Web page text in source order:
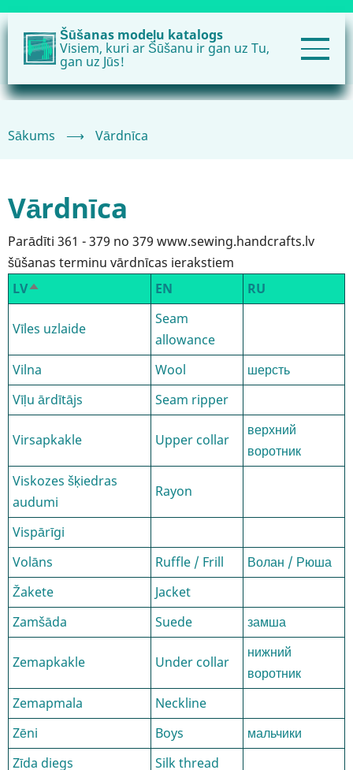
Pārlekt
uz
galveno
Šūšanas modeļu katalogs
Visiem, kuri ar Šūšanu ir gan uz Tu,
gan uz Jūs!
Sākums ⟶ Vārdnīca
Vārdnīca
Parādīti 361 - 379 no 379 www.sewing.handcrafts.lv
šūšanas terminu vārdnīcas ierakstiem
LVSakārtot
secībā
EN RU
Vīles uzlaide
Seam
allowance
Vilna
Wool
шерсть
Vīļu ārdītājs
Seam ripper
Virsapkakle Upper collar
верхний
воротник
Viskozes šķiedras
audumi
Rayon
Vispārīgi
Volāns
Ruffle / Frill
Волан / Рюша
Žakete
Jacket
Zamšāda
Suede замша
Zemapkakle Under collar
нижний
воротник
Zemapmala
Neckline
Zēni
Boys
мальчики
Zīda diegs
Silk thread